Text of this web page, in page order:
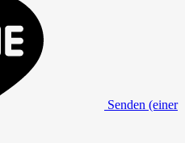
Senden (einer